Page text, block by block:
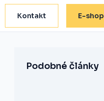
Kontakt E-shop
Podobné články